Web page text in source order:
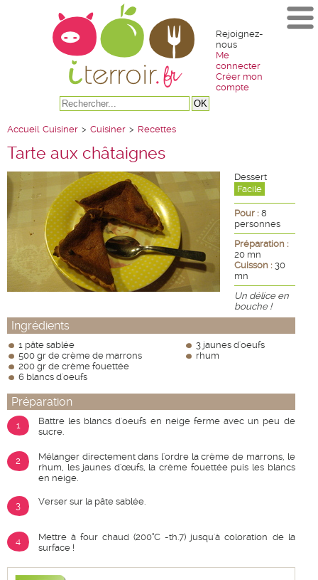
Rejoignez-
nous
Me
connecter
Créer mon
compte
Accueil Cuisiner > Cuisiner > Recettes
Tarte aux châtaignes
Dessert
Facile
Pour : 8
personnes
Préparation :
20 mn
Cuisson : 30
mn
Un délice en
bouche !
Ingrédients
1 pâte sablée
500 gr de crème de marrons
200 gr de crème fouettée
6 blancs d'oeufs
3 jaunes d'oeufs
rhum
Préparation
1
Battre les blancs d'oeufs en neige ferme avec un peu de
sucre.
2
Mélanger directement dans l'ordre la crème de marrons, le
rhum, les jaunes d'œufs, la crème fouettée puis les blancs
en neige.
3 Verser sur la pâte sablée.
4
Mettre à four chaud (200°C -th.7) jusqu'à coloration de la
surface !